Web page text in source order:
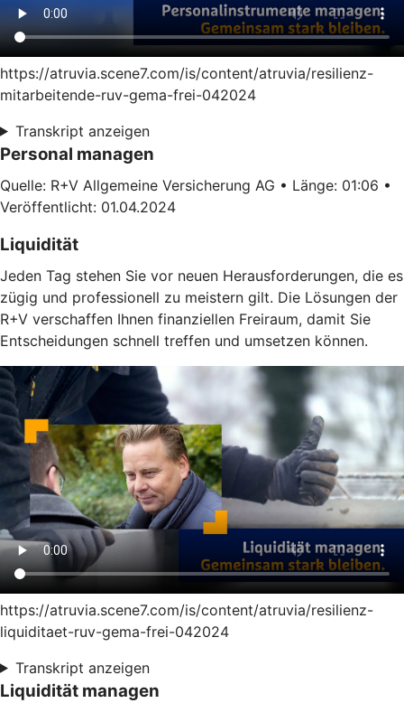
https://atruvia.scene7.com/is/content/atruvia/resilienz-
mitarbeitende-ruv-gema-frei-042024
Transkript anzeigen
Personal managen
Quelle: R+V Allgemeine Versicherung AG • Länge: 01:06 •
Veröffentlicht: 01.04.2024
Liquidität
Jeden Tag stehen Sie vor neuen Herausforderungen, die es
zügig und professionell zu meistern gilt. Die Lösungen der
R+V verschaffen Ihnen finanziellen Freiraum, damit Sie
Entscheidungen schnell treffen und umsetzen können.
https://atruvia.scene7.com/is/content/atruvia/resilienz-
liquiditaet-ruv-gema-frei-042024
Transkript anzeigen
Liquidität managen